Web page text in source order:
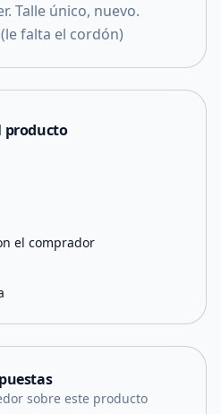
Talle único, nuevo.
falta el cordón)
producto
el comprador
sobre este producto